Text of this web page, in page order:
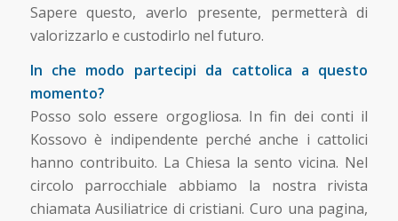
Sapere questo, averlo presente, permetterà di
valorizzarlo e custodirlo nel futuro.
In che modo partecipi da cattolica a questo
momento?
Posso solo essere orgogliosa. In fin dei conti il
Kossovo è indipendente perché anche i cattolici
hanno contribuito. La Chiesa la sento vicina. Nel
circolo parrocchiale abbiamo la nostra rivista
chiamata Ausiliatrice di cristiani. Curo una pagina,